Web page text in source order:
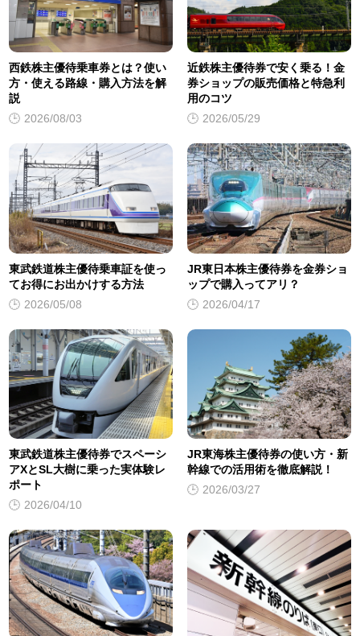
西鉄株主優待乗車券とは？使い
方・使える路線・購入方法を解
説
2026/08/03
近鉄株主優待券で安く乗る！金
券ショップの販売価格と特急利
用のコツ
2026/05/29
東武鉄道株主優待乗車証を使っ
てお得にお出かけする方法
2026/05/08
JR東日本株主優待券を金券ショ
ップで購入ってアリ？
2026/04/17
東武鉄道株主優待券でスペーシ
アXとSL大樹に乗った実体験レ
ポート
2026/04/10
JR東海株主優待券の使い方・新
幹線での活用術を徹底解説！
2026/03/27